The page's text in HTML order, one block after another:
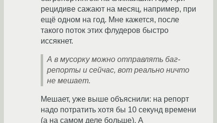
рецидиве сажают на месяц, например, при
ещё одном на год. Мне кажется, после
такого поток этих флудеров быстро
иссякнет.
А в мусорку можно отправлять баг-
репорты и сейчас, вот реально ничто
не мешает.
Мешает, уже выше объяснили: на репорт
надо потратить хотя бы 10 секунд времени
(а на самом деле больше). А